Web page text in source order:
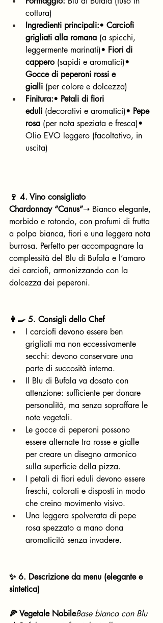
cottura)
Ingredienti principali:• Carciofi
grigliati alla romana (a spicchi,
leggermente marinati)• Fiori di
cappero (sapidi e aromatici)•
Gocce di peperoni rossi e
gialli (per colore e dolcezza)
Finitura:• Petali di fiori
eduli (decorativi e aromatici)• Pepe
rosa (per nota speziata e fresca)•
Olio EVO leggero (facoltativo, in
uscita)
🍷 4. Vino consigliato
Chardonnay “Canus”➝ Bianco elegante,
morbido e rotondo, con profumi di frutta
a polpa bianca, fiori e una leggera nota
burrosa. Perfetto per accompagnare la
complessità del Blu di Bufala e l’amaro
dei carciofi, armonizzando con la
dolcezza dei peperoni.
👨‍🍳 5. Consigli dello Chef
I carciofi devono essere ben
grigliati ma non eccessivamente
secchi: devono conservare una
parte di succosità interna.
Il Blu di Bufala va dosato con
attenzione: sufficiente per donare
personalità, ma senza sopraffare le
note vegetali.
Le gocce di peperoni possono
essere alternate tra rosse e gialle
per creare un disegno armonico
sulla superficie della pizza.
I petali di fiori eduli devono essere
freschi, colorati e disposti in modo
che creino movimento visivo.
Una leggera spolverata di pepe
rosa spezzato a mano dona
aromaticità senza invadere.
✨ 6. Descrizione da menu (elegante e
sintetica)
🍕 Vegetale NobileBase bianca con Blu